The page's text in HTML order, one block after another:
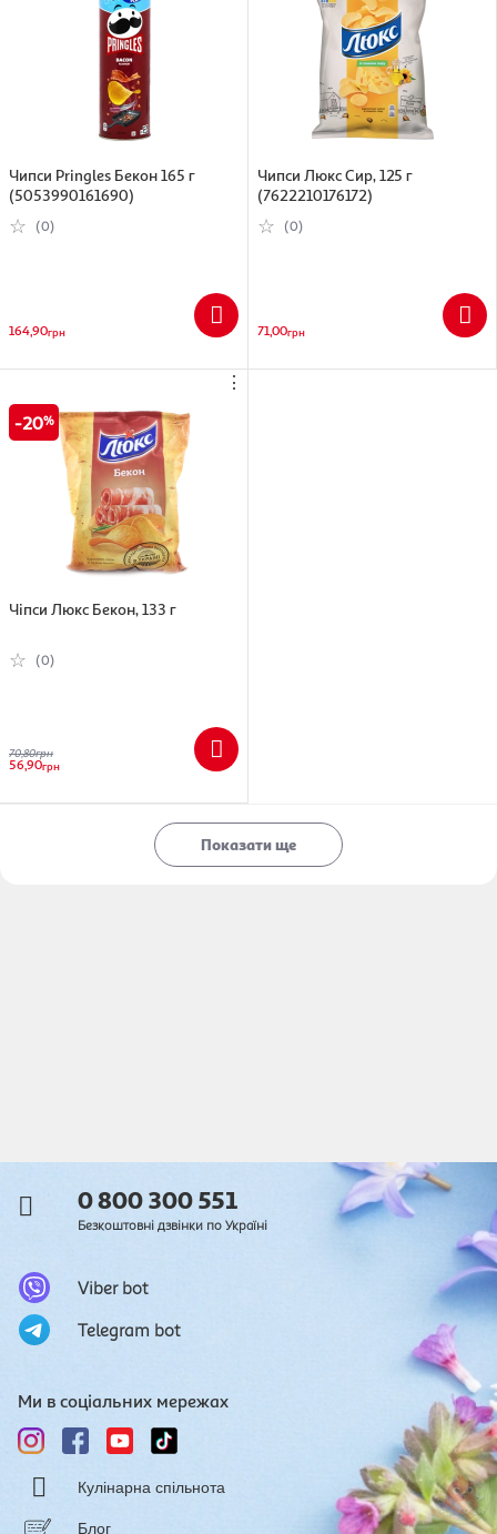
Чипси Pringles Бекон 165 г
(5053990161690)
(0)
164,90грн
Чипси Люкс Сир, 125 г
(7622210176172)
(0)
71,00грн
⋮
20
Чіпси Люкс Бекон, 133 г
(0)
70,80грн
56,90грн
Показати ще
0 800 300 551
Безкоштовні дзвінки по Україні
Viber bot
Telegram bot
Ми в соціальних мережах
Кулінарна спільнота
Блог